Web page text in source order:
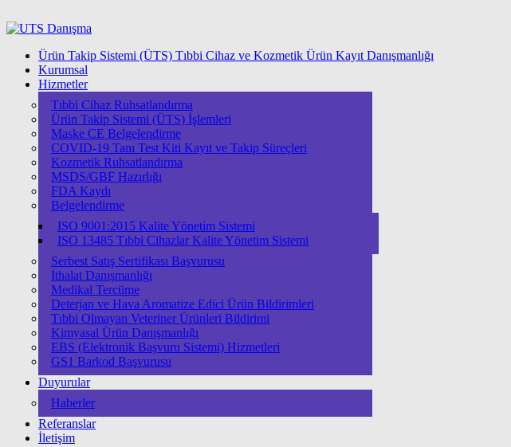
Ürün Takip Sistemi (ÜTS) Tıbbi Cihaz ve Kozmetik Ürün Kayıt Danışmanlığı
Kurumsal
Hizmetler
Tıbbi Cihaz Ruhsatlandırma
Ürün Takip Sistemi (ÜTS) İşlemleri
Maske CE Belgelendirme
COVID-19 Tanı Test Kiti Kayıt ve Takip Süreçleri
Kozmetik Ruhsatlandırma
MSDS/GBF Hazırlığı
FDA Kaydı
Belgelendirme
ISO 9001:2015 Kalite Yönetim Sistemi
ISО 13485 Tıbbi Cihazlar Kalite Yönetim Sistemi
Serbest Satış Sertifikası Başvurusu
İthalat Danışmanlığı
Medikal Tercüme
Deterjan ve Hava Aromatize Edici Ürün Bildirimleri
Tıbbi Olmayan Veteriner Ürünleri Bildirimi
Kimyasal Ürün Danışmanlığı
EBS (Elektronik Başvuru Sistemi) Hizmetleri
GS1 Barkod Başvurusu
Duyurular
Haberler
Referanslar
İletişim